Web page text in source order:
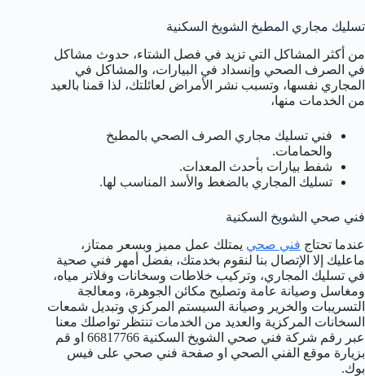
تسليك مجاري المطبخ الشويخ السكنية
من أكثر المشاكل التي تزيد في فصل الشتاء، حدوث مشاكل
في الصرف الصحي وإنسداد في البيارات، والمشاكل في
المجاري نفسها، وتسبب نشر الأمراض لعائلتك، لذا قمنا بالعيد
من الخدمات منها،
فني تسليك مجاري الصرف الصحي بالمطبخ
والحمامات.
شفط بيارات بأحدث المعدات.
تسليك المجاري بالضغط والأسد المناسب لها.
فني صحي الشويخ السكنية
عندما تحتاج فني صحي يمتلك عمل مميز وبسعر ممتاز،
ماعليك إلا الإتصال بنا لنقوم بخدمتك، بفضل أمهر فني صحية
في تسليك المجاري، وتركيب خلاطات وسخانات وفلاتر مياه،
ومغاسل وصيانة عامة وتصليح مكائن الجوهرة، ومعالجة
التسريبات والخرير وصيانة السيستم المركزي وتبديل شمعات
السخانات المركزية والعديد من الخدمات تنتظر تواصلك معنا
عبر رقم شركة فني صحي الشويخ السكنية 66817766 او قم
بزيارة موقع الفني الصحي او صفحة فني صحي على فيس
بوك.